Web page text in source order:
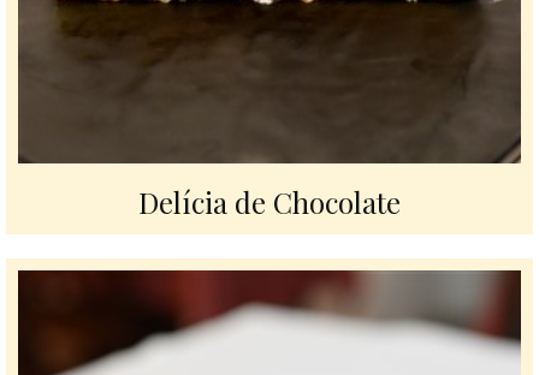
Delícia de Chocolate